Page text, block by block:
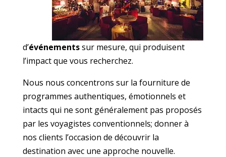
d’événementssur mesure, qui produisent
l’impact que vous recherchez.
Nous nous concentrons sur la fourniture de
programmes authentiques, émotionnels et
intacts qui ne sont généralement pas proposés
par les voyagistes conventionnels; donner à
nos clients l’occasion de découvrir la
destination avec une approche nouvelle.